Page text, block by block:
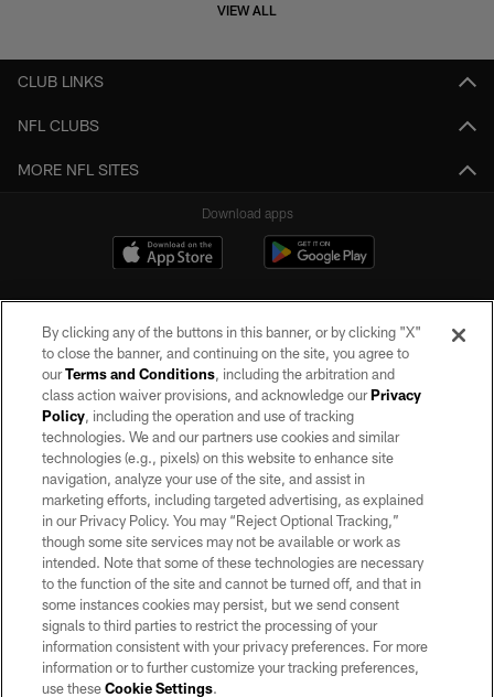
VIEW ALL
CLUB LINKS
NFL CLUBS
MORE NFL SITES
Download apps
©2026 by the Las Vegas Raiders. All rights reserved. No portion of this site
may be reproduced without the express written permission of the Las Vegas
Raiders.
PRIVACY POLICY
TERMS OF SERVICE
ACCESSIBILITY
AD CHOICES
YOUR PRIVACY CHOICES
COOKIE SETTINGS
By clicking any of the buttons in this banner, or by clicking "X"
to close the banner, and continuing on the site, you agree to
ourTerms and Conditions, including the arbitration and
class action waiver provisions, and acknowledge ourPrivacy
Policy, including the operation and use of tracking
technologies. We and our partners use cookies and similar
technologies (e.g., pixels) on this website to enhance site
navigation, analyze your use of the site, and assist in
marketing efforts, including targeted advertising, as explained
in our Privacy Policy. You may “Reject Optional Tracking,”
though some site services may not be available or work as
intended. Note that some of these technologies are necessary
to the function of the site and cannot be turned off, and that in
some instances cookies may persist, but we send consent
signals to third parties to restrict the processing of your
information consistent with your privacy preferences. For more
information or to further customize your tracking preferences,
use theseCookie Settings.